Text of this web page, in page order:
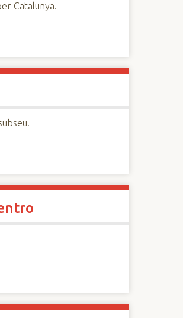
Catalunya.